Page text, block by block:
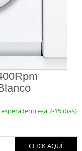
espera (entrega 7-15 días)
CLICK AQUÍ